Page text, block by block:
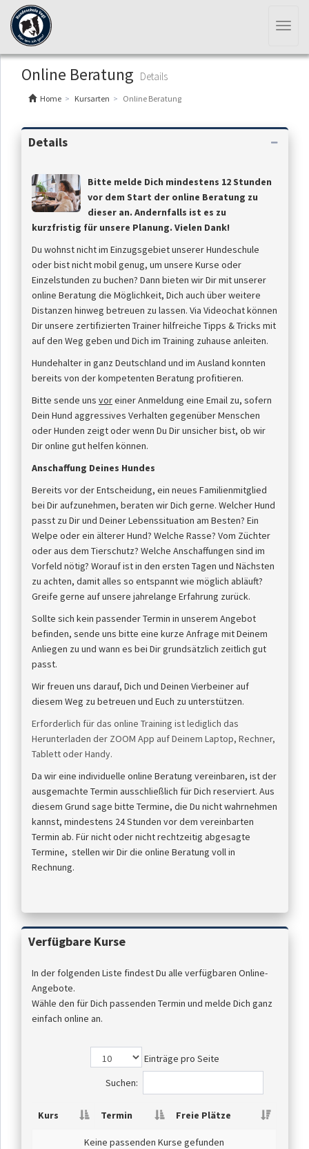
Online Beratung Details
Home Kursarten Online Beratung
Details
Bitte melde Dich mindestens 12 Stunden
vor dem Start der online Beratung zu
dieser an. Andernfalls ist es zu
kurzfristig für unsere Planung. Vielen Dank!
Du wohnst nicht im Einzugsgebiet unserer Hundeschule
oder bist nicht mobil genug, um unsere Kurse oder
Einzelstunden zu buchen? Dann bieten wir Dir mit unserer
online Beratung die Möglichkeit, Dich auch über weitere
Distanzen hinweg betreuen zu lassen. Via Videochat können
Dir unsere zertifizierten Trainer hilfreiche Tipps & Tricks mit
auf den Weg geben und Dich im Training zuhause anleiten.
Hundehalter in ganz Deutschland und im Ausland konnten
bereits von der kompetenten Beratung profitieren.
Bitte sende uns voreiner Anmeldung eine Email zu, sofern
Dein Hund aggressives Verhalten gegenüber Menschen
oder Hunden zeigt oder wenn Du Dir unsicher bist, ob wir
Dir online gut helfen können.
Anschaffung Deines Hundes
Bereits vor der Entscheidung, ein neues Familienmitglied
bei Dir aufzunehmen, beraten wir Dich gerne. Welcher Hund
passt zu Dir und Deiner Lebenssituation am Besten? Ein
Welpe oder ein älterer Hund? Welche Rasse? Vom Züchter
oder aus dem Tierschutz? Welche Anschaffungen sind im
Vorfeld nötig? Worauf ist in den ersten Tagen und Nächsten
zu achten, damit alles so entspannt wie möglich abläuft?
Greife gerne auf unsere jahrelange Erfahrung zurück.
Sollte sich kein passender Termin in unserem Angebot
befinden, sende uns bitte eine kurze Anfrage mit Deinem
Anliegen zu und wann es bei Dir grundsätzlich zeitlich gut
passt.
Wir freuen uns darauf, Dich und Deinen Vierbeiner auf
diesem Weg zu betreuen und Euch zu unterstützen.
Erforderlich für das online Training ist lediglich das
Herunterladen der ZOOM App auf Deinem Laptop, Rechner,
Tablett oder Handy.
Da wir eine individuelle online Beratung vereinbaren, ist der
ausgemachte Termin ausschließlich für Dich reserviert. Aus
diesem Grund sage bitte Termine, die Du nicht wahrnehmen
kannst, mindestens 24 Stunden vor dem vereinbarten
Termin ab. Für nicht oder nicht rechtzeitig abgesagte
Termine, stellen wir Dir die online Beratung voll in
Rechnung.
Verfügbare Kurse
In der folgenden Liste findest Du alle verfügbaren Online-
Angebote.
Wähle den für Dich passenden Termin und melde Dich ganz
einfach online an.
Einträge pro Seite
Suchen:
Kurs Termin Freie Plätze
Keine passenden Kurse gefunden